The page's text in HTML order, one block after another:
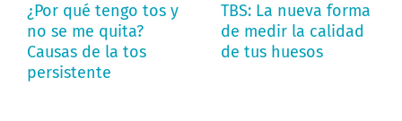
¿Por qué tengo tos y
no se me quita?
Causas de la tos
persistente
TBS: La nueva forma
de medir la calidad
de tus huesos